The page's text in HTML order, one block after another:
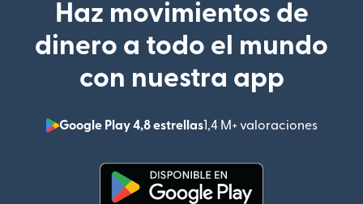
Haz movimientos de
dinero a todo el mundo
con nuestra app
Google Play 4,8 estrellas1,4 M+ valoraciones
(se